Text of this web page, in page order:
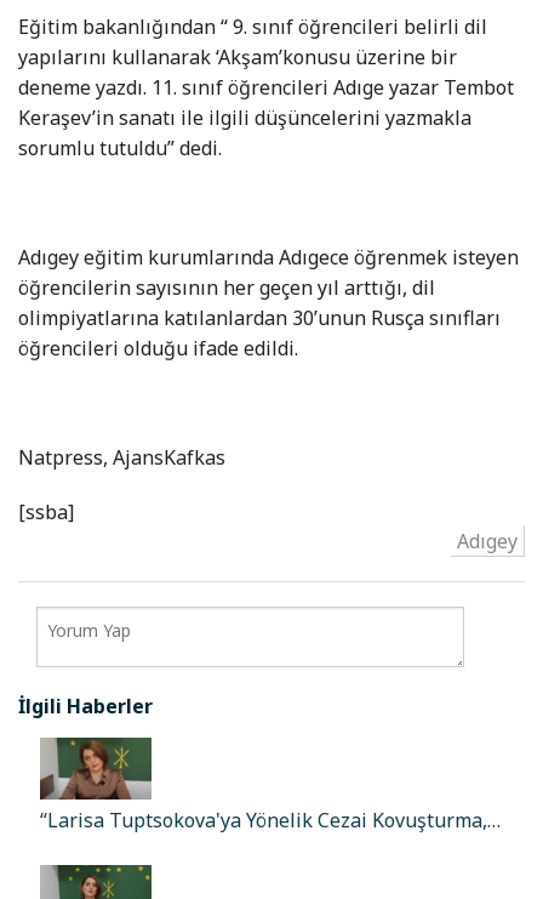
Eğitim bakanlığından “ 9. sınıf öğrencileri belirli dil
yapılarını kullanarak ‘Akşam’konusu üzerine bir
deneme yazdı. 11. sınıf öğrencileri Adıge yazar Tembot
Keraşev’in sanatı ile ilgili düşüncelerini yazmakla
sorumlu tutuldu” dedi.
Adıgey eğitim kurumlarında Adıgece öğrenmek isteyen
öğrencilerin sayısının her geçen yıl arttığı, dil
olimpiyatlarına katılanlardan 30’unun Rusça sınıfları
öğrencileri olduğu ifade edildi.
Natpress, AjansKafkas
[ssba]
Adıgey
İlgili Haberler
“Larisa Tuptsokova'ya Yönelik Cezai Kovuşturma,…